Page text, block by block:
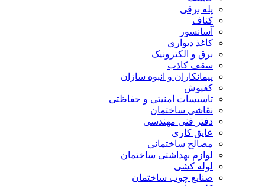
پله برقی
کناف
آسانسور
کاغذ دیواری
برق و الکترونیک
سقف کاذب
پیمانکاران و انبوه سازان
کفپوش
تاسیسات امنیتی و حفاظتی
نقاشی ساختمان
دفتر فنی مهندسی
عایق کاری
مصالح ساختمانی
لوازم بهداشتی ساختمان
لوله کشی
صنایع چوب ساختمان